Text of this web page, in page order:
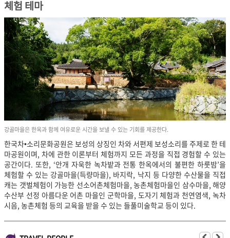
체험 테마
강골마을은 한옥과 함께 여유로운 시간을 보낼 수 있는 기회를 제공한다.
한국차•소리문화공원은 보성의 상징인 차와 서편제 보성소리를 주제로 한 테
마공원이며, 차에 관한 이론부터 체험까지 모든 과정을 직접 경험할 수 있는
공간이다. 또한, ‘안개 자욱한 녹차밭과 전통 한옥에서의 불편한 하룻밤’을
체험할 수 있는 강골마을(득량마을), 바지락, 낙지 등 다양한 수산물을 직접
캐는 갯벌체험이 가능한 선소어촌체험마을, 농촌체험마을인 삼수마을, 해양
수산부 선정 아름다운 어촌 마을인 군학마을, 도자기 체험과 천연염색, 녹차
시음, 농촌체험 등의 교육을 받을 수 있는 들풀미술학교 등이 있다.